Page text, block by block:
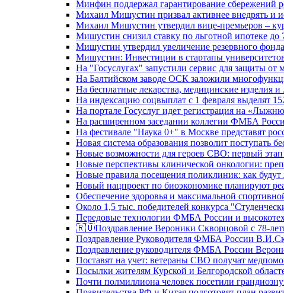
Минфин поддержал гарантирование сбережений
Михаил Мишустин призвал активнее внедрять и
Михаил Мишустин утвердил вице-премьеров –
Мишустин снизил ставку по льготной ипотеке до
Мишустин утвердил увеличение резервного
Мишустин: Инвестиции в стартапы
На "Госуслугах" запустили сервис для защиты от
На Балтийском заводе ОСК заложили
На бесплатные лекарства, медицинские изделия
На индексацию соцвыплат с 1 февраля выделят
На портале Госуслуг идет регистрация на
На расширенном заседании коллегии ФМБА
На фестивале "Наука 0+" в Москве представят
Новая система образования позволит поступать
Новые возможности для героев СВО: первый
Новые перспективы клинической онкологии:
Новые правила посещения поликлиник: как будут
Новый нацпроект по биоэкономике планируют
Обеспечение здоровья и максимальной
Около 1,5 тыс. победителей конкурса
Передовые технологии ФМБА России и
🇷🇺Поздравление Вероники Скворцовой с 78-
Поздравление Руководителя ФМБА России
Поздравление руководителя ФМБА России
Поставят на учет: ветераны СВО получат
Посылки жителям Курской и Белгородской
Почти полмиллиона человек посетили